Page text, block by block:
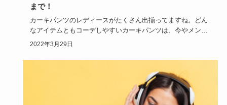
まで！
カーキパンツのレディースがたくさん出揃ってますね。どん
なアイテムともコーデしやすいカーキパンツは、今やメンズ
だけのものでは…
2022年3月29日